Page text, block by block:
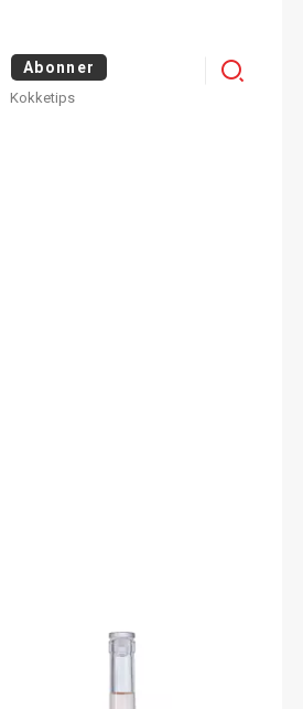
Abonner
Kokketips
Menu